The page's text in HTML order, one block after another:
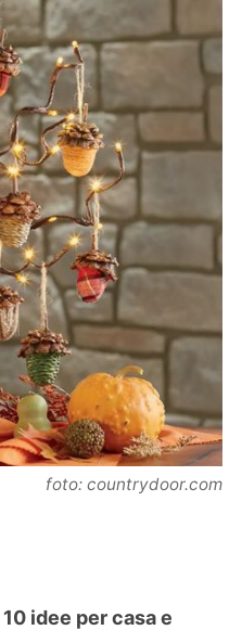
foto: countrydoor.com
10 idee per casa e